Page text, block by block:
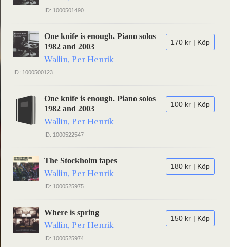
ID: 1000501490
170 kr | Köp
One knife is enough. Piano solos
1982 and 2003
Wallin, Per Henrik
ID: 1000500123
100 kr | Köp
One knife is enough. Piano solos
1982 and 2003
Wallin, Per Henrik
ID: 1000522547
180 kr | Köp
The Stockholm tapes
Wallin, Per Henrik
ID: 1000525975
150 kr | Köp
Where is spring
Wallin, Per Henrik
ID: 1000525974